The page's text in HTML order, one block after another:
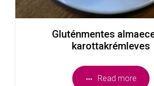
Gluténmentes
karottakrémleves
Read more